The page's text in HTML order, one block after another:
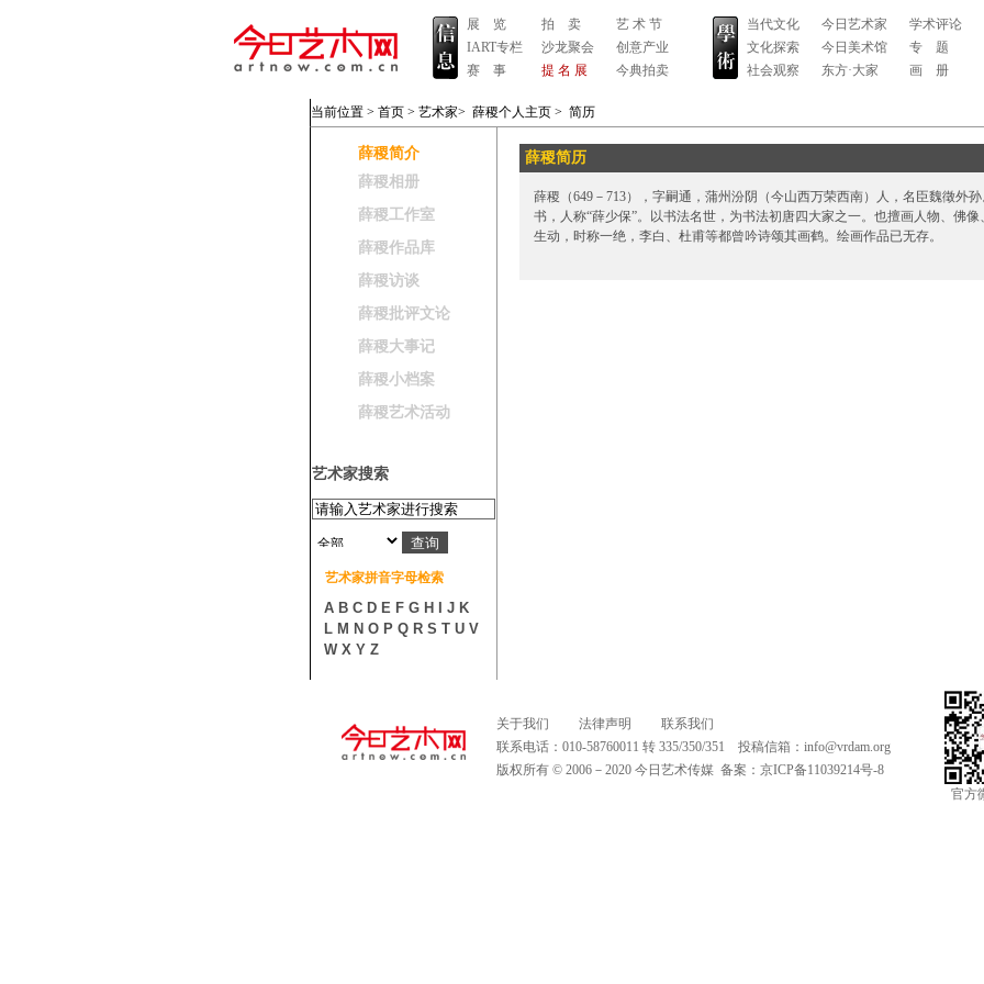
展 览
IART专栏
赛 事
拍 卖
沙龙聚会
提 名 展
艺 术 节
创意产业
今典拍卖
当代文化
文化探索
社会观察
今日艺术家
今日美术馆
东方·大家
学术评论
专 题
画 册
当前位置 > 首页 > 艺术家> 薛稷个人主页 > 简历
薛稷简介
薛稷相册
薛稷工作室
薛稷作品库
薛稷访谈
薛稷批评文论
薛稷大事记
薛稷小档案
薛稷艺术活动
艺术家搜索
艺术家拼音字母检索
A B C D E F G H J K
L M N O P Q R S T U V
W X Y Z
薛稷简历
薛稷（649－713），字嗣通，蒲州汾阴（今山西万荣西南）人，名臣魏徵外
书，人称“薛少保”。以书法名世，为书法初唐四大家之一。也擅画人物、佛
生动，时称一绝，李白、杜甫等都曾吟诗颂其画鹤。绘画作品已无存。
关于我们 法律声明
联系我们
联系电话：010-58760011 转 335/350/351 投稿信箱： info@vrdam.org
版权所有 © 2006－2020 今日艺术传媒 备案： 京ICP备11039214号-8
官方